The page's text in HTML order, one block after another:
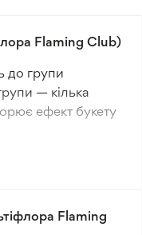
Flaming Club)
до групи
— кілька
ефект букету
Flaming